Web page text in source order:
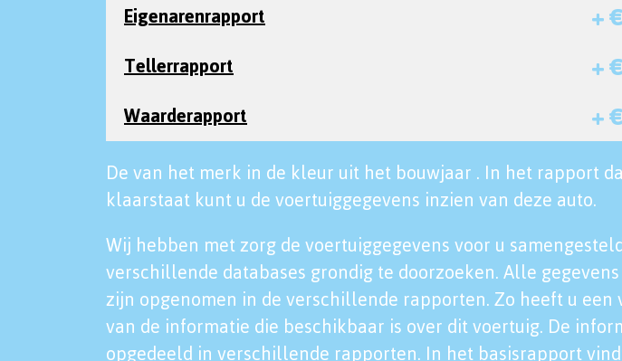
Eigenarenrapport +
Tellerrapport +
Waarderapport +
De van het merk in de kleur uit het bouwjaar . In het rapport
klaarstaat kunt u de voertuiggegevens inzien van deze auto.
Wij hebben met zorg de voertuiggegevens voor u
verschillende databases grondig te doorzoeken. Alle
zijn opgenomen in de verschillende rapporten. Zo heeft u een
van de informatie die beschikbaar is over dit voertuig. De
opgedeeld in verschillende rapporten. In het basisrapport